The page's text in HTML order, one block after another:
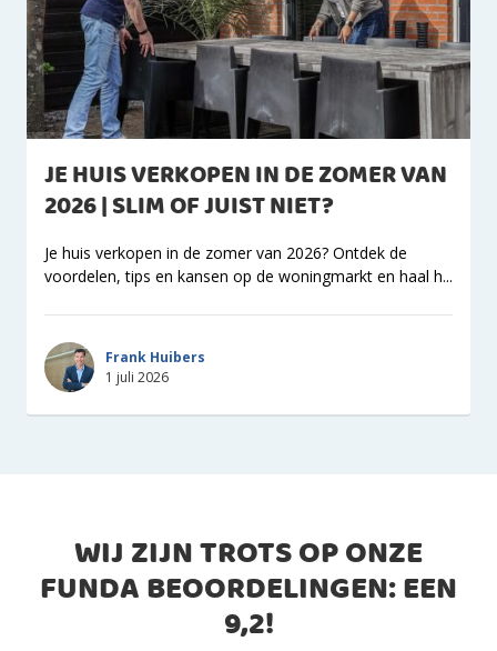
JE HUIS VERKOPEN IN DE ZOMER VAN
2026 | SLIM OF JUIST NIET?
Je huis verkopen in de zomer van 2026? Ontdek de
voordelen, tips en kansen op de woningmarkt en haal h...
Frank Huibers
1 juli 2026
WIJ ZIJN TROTS OP ONZE
FUNDA BEOORDELINGEN: EEN
9,2!